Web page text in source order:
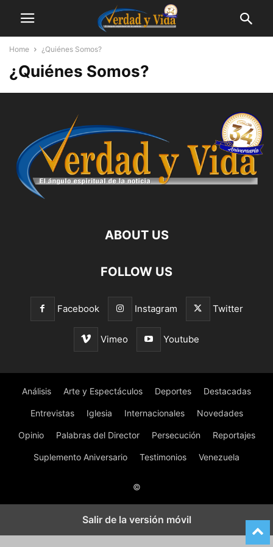
Home ¿Quiénes Somos?
¿Quiénes Somos?
ABOUT US
FOLLOW US
Facebook Instagram Twitter
Vimeo Youtube
Análisis Arte y Espectáculos Deportes Destacadas
Entrevistas Iglesia Internacionales Novedades
Opinio Palabras del Director Persecución Reportajes
Suplemento Aniversario Testimonios Venezuela
©
Salir de la versión móvil